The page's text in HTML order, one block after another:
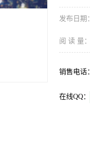
发布日期：
阅 读 量：
销售电话：
在线QQ：